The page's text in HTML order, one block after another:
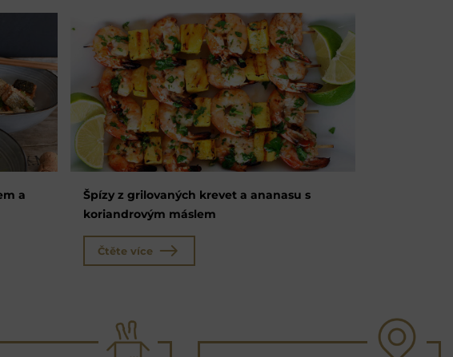
a
Špízy z grilovaných krevet a ananasu s
koriandrovým máslem
Čtěte více